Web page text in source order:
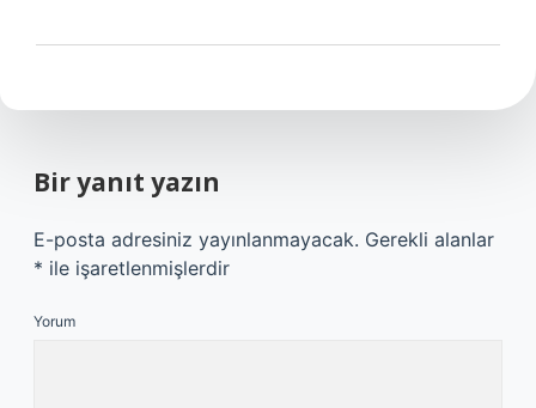
Bir yanıt yazın
E-posta adresiniz yayınlanmayacak. Gerekli alanlar
* ile işaretlenmişlerdir
Yorum